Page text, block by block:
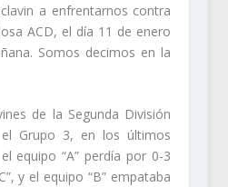
a enfrentarnos contra
ACD, el día 11 de enero
Somos decimos en la
de la Segunda División
Grupo 3, en los últimos
equipo “A” perdía por 0-3
y el equipo “B” empataba